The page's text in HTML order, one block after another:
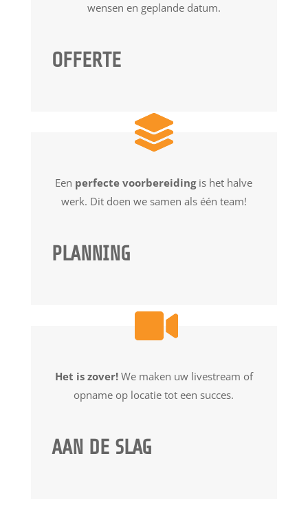
wensen en geplande datum.
OFFERTE
Een perfecte voorbereidingis het halve
werk. Dit doen we samen als één team!
PLANNING
Het is zover!We maken uw livestream of
opname op locatie tot een succes.
AAN DE SLAG